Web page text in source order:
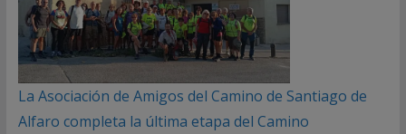
La Asociación de Amigos del Camino de Santiago de
Alfaro completa la última etapa del Camino